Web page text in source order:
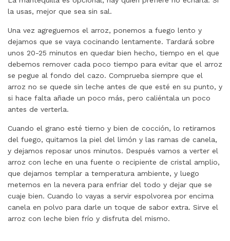
la usas, mejor que sea sin sal.
Una vez agreguemos el arroz, ponemos a fuego lento y
dejamos que se vaya cocinando lentamente. Tardará sobre
unos 20-25 minutos en quedar bien hecho, tiempo en el que
debemos remover cada poco tiempo para evitar que el arroz
se pegue al fondo del cazo. Comprueba siempre que el
arroz no se quede sin leche antes de que esté en su punto, y
si hace falta añade un poco más, pero caliéntala un poco
antes de verterla.
Cuando el grano esté tierno y bien de cocción, lo retiramos
del fuego, quitamos la piel del limón y las ramas de canela,
y dejamos reposar unos minutos. Después vamos a verter el
arroz con leche en una fuente o recipiente de cristal amplio,
que dejamos templar a temperatura ambiente, y luego
metemos en la nevera para enfriar del todo y dejar que se
cuaje bien. Cuando lo vayas a servir espolvorea por encima
canela en polvo para darle un toque de sabor extra. Sirve el
arroz con leche bien frío y disfruta del mismo.